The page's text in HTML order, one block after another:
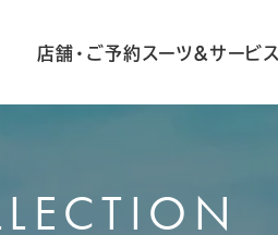
店舗・ご予約 スーツ&サービス